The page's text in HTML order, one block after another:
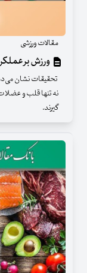
مقالات ورزشی
ورزش بر
تحقیقات نشان
نه تنها قلب و
گیرند.